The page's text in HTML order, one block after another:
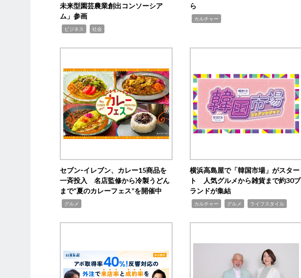
未来型園芸農業創出コンソーシア
ム」参画
ビジネス 社会
ら
カルチャー
セブン‐イレブン、カレー15商品を
一斉投入 名店監修から冷製うどん
まで“夏のカレーフェス”を開催中
グルメ
横浜高島屋で「韓国市場」がスター
ト 人気グルメから雑貨まで約30ブ
ランドが集結
カルチャー グルメ ライフスタイル